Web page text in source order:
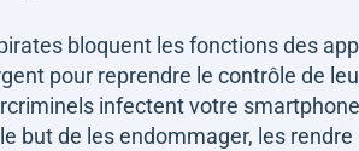
bloquent les fonctions des
pour reprendre le contrôle de
infectent votre
but de les endommager, les